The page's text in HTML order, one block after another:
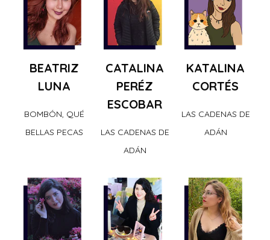
BEATRIZ
LUNA
BOMBÓN, QUÉ
BELLAS PECAS
CATALINA
PERÉZ
ESCOBAR
LAS CADENAS DE
ADÁN
KATALINA
CORTÉS
LAS CADENAS DE
ADÁN